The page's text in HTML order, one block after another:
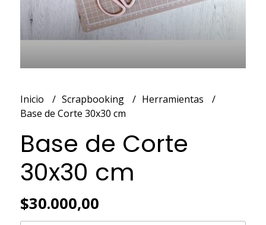
Inicio Scrapbooking
Herramientas
Base de Corte 30x30 cm
Base de Corte
30x30 cm
$30.000,00